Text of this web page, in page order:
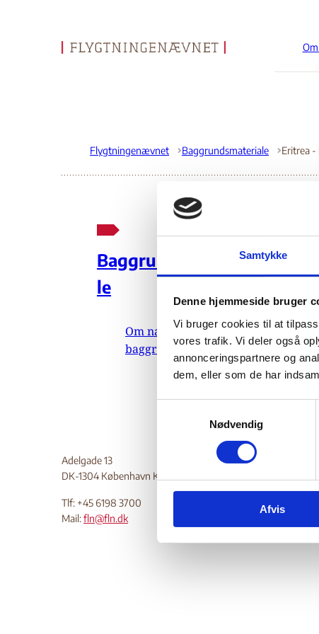
Samtykke
Denne hjemmeside bruger
Vi bruger cookies til at
vores trafik. Vi deler også
annonceringspartnere og
dem, eller som de har
y
v
Nødvendig
Afvis
Gå til forsiden
Flygtningenævnet Baggrundsmateriale Eritrea -
Baggrundsmateria
le
Om nævnets
baggrundsmateriale
Adelgade 13
DK-1304 København K
Tlf: +45 6198 3700
Mail:fln@fln.dk